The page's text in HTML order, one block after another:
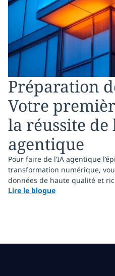
Préparation
Votre
la réussite de
agentique
Pour faire de l’IA agentique
transformation numérique,
données de haute qualité et
Lire le blogue